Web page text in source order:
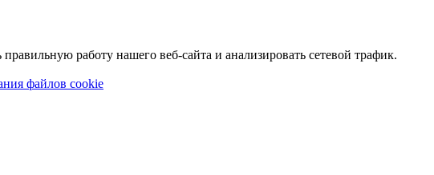
работу нашего веб-сайта и анализировать сетевой трафик.
файлов cookie